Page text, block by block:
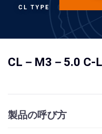
CL TYPE
CL－M3－5.0 C-
製品の呼び方